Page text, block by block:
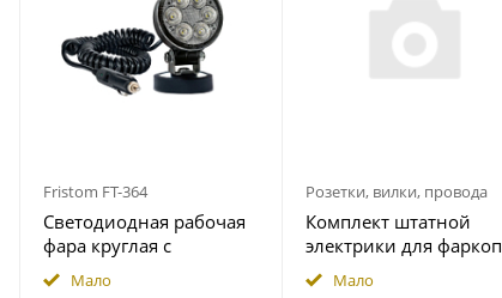
Fristom FT-364
Светодиодная рабочая
фара круглая с
широким световым
потоком мощность
Мало
Розетки, вилки, провода
Комплект штатной
электрики для
7-pin JAC T9 2024- с
блоком 7.1 в
Мало